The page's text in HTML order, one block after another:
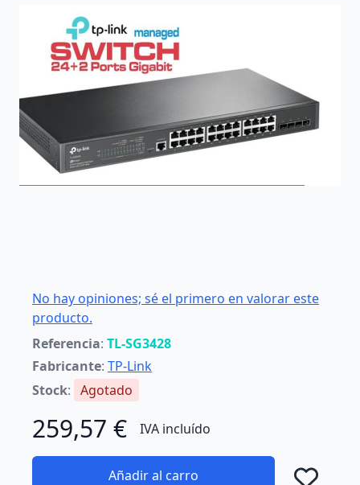
No hay opiniones; sé el primero en valorar este
producto.
Referencia: TL-SG3428
Fabricante: TP-Link
Stock: Agotado
259,57 € IVA incluído
Añadir al carro